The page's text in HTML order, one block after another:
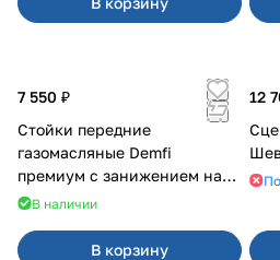
7 550 ₽
Стойки передние
газомасляные Demfi
премиум с занижением на
Калина 1119
В наличии
В корзину
12